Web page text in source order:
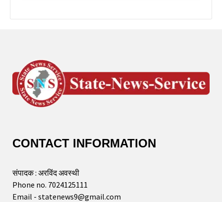
CONTACT INFORMATION
संपादक : अरविंद अवस्थी
Phone no. 7024125111
Email - statenews9@gmail.com